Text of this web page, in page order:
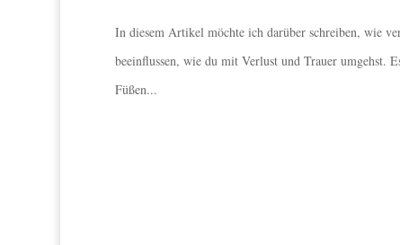
In diesem Artikel möchte ich darüber schreiben, wie
beeinflussen, wie du mit Verlust und Trauer umgehst.
Füßen...